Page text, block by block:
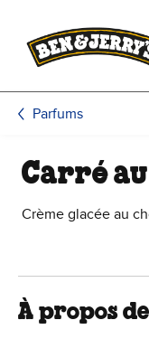
Parfums
Carré
Crème glacée au
À propos